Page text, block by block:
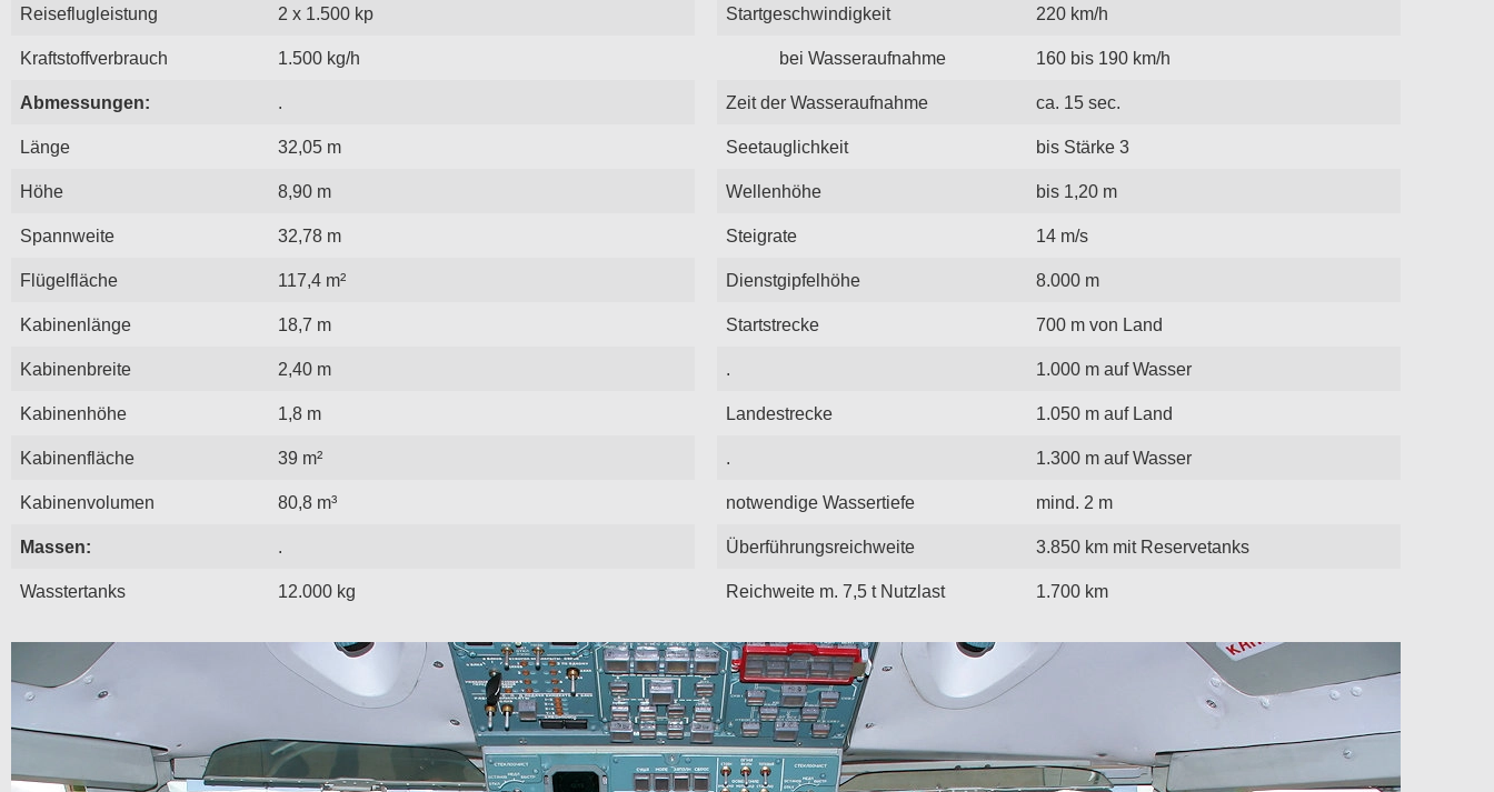
Reiseflugleistung 2 x 1.500 kp
Kraftstoffverbrauch 1.500 kg/h
Abmessungen: .
Länge 32,05 m
Höhe 8,90 m
Spannweite 32,78 m
Flügelfläche 117,4 m²
Kabinenlänge 18,7 m
Kabinenbreite 2,40 m
Kabinenhöhe 1,8 m
Kabinenfläche 39 m²
Kabinenvolumen 80,8 m³
Massen: .
Wasstertanks 12.000 kg
Startgeschwindigkeit 220 km/h
bei Wasseraufnahme 160 bis 190 km/h
Zeit der Wasseraufnahme ca. 15 sec.
Seetauglichkeit bis Stärke 3
Wellenhöhe bis 1,20 m
Steigrate 14 m/s
Dienstgipfelhöhe 8.000 m
Startstrecke 700 m von Land
. 1.000 m auf Wasser
Landestrecke 1.050 m auf Land
. 1.300 m auf Wasser
notwendige Wassertiefe mind. 2 m
Überführungsreichweite 3.850 km mit Reservetanks
Reichweite m. 7,5 t Nutzlast 1.700 km